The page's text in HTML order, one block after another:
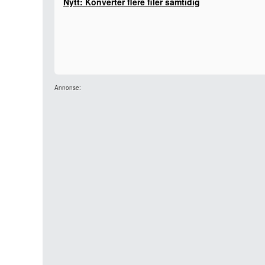
Annonse: